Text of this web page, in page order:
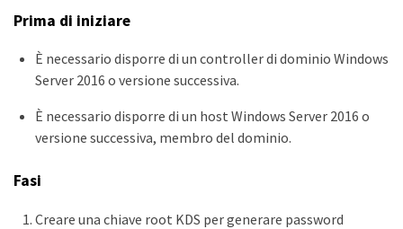
Prima di iniziare
È necessario disporre di un controller di dominio Windows
Server 2016 o versione successiva.
È necessario disporre di un host Windows Server 2016 o
versione successiva, membro del dominio.
Fasi
Creare una chiave root KDS per generare password